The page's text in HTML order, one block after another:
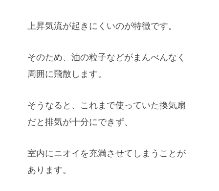
上昇気流が起きにくいのが特徴です。
そのため、油の粒子などがまんべんなく
周囲に飛散します。
そうなると、これまで使っていた換気扇
だと排気が十分にできず、
室内にニオイを充満させてしまうことが
あります。